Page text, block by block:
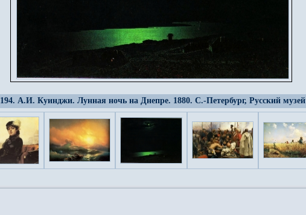
194. А.И. Куинджи. Лунная ночь на Днепре. 1880. С.-Петербург, Русский музей